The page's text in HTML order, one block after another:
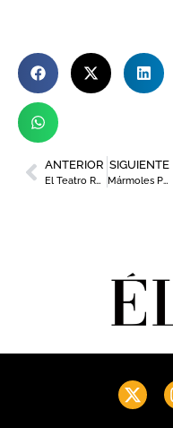
ANTERIOR
El Teatro Romano de Cartagena amplía sus horarios en agosto
SIGUIENTE
Mármoles Pedro Lifante, la empresa que convierte piedras naturales en increíbles piezas de arquitectura